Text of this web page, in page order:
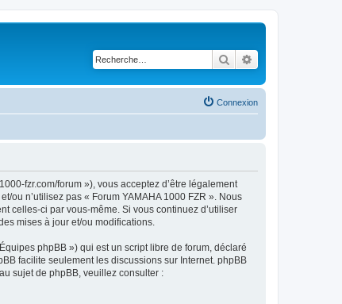
Rechercher
Connexion
fzr.com/forum »), vous acceptez d’être légalement
ou n’utilisez pas « Forum YAMAHA 1000 FZR ». Nous
celles-ci par vous-même. Si vous continuez d’utiliser
mises à jour et/ou modifications.
phpBB ») qui est un script libre de forum, déclaré
facilite seulement les discussions sur Internet. phpBB
sujet de phpBB, veuillez consulter :